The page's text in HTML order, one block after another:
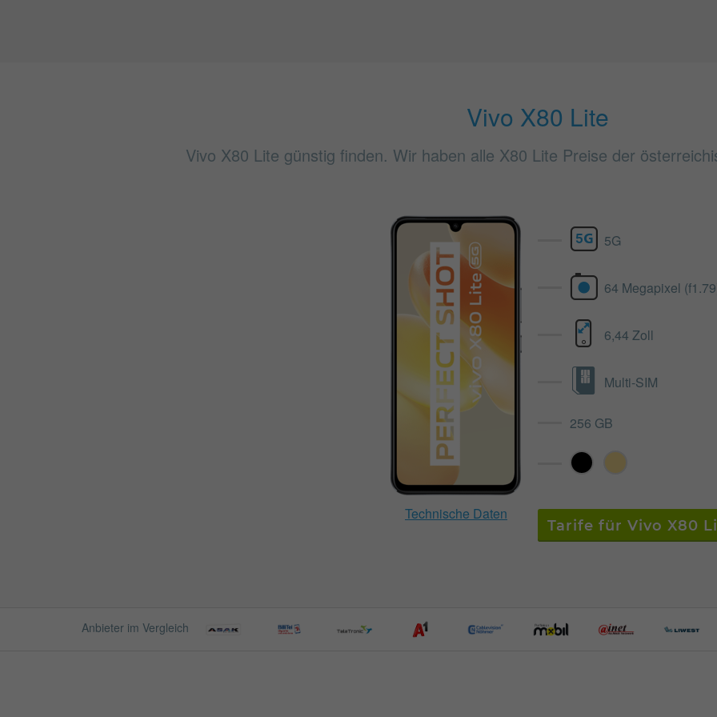
Vivo X80 Lite
Vivo X80 Lite günstig finden. Wir haben alle X80 Lite Preise der
Technische Daten
5G
64 Megapixel
6,44 Zoll
Multi-SIM
256 GB
Tarife für Vivo X80
Anbieter im Vergleich